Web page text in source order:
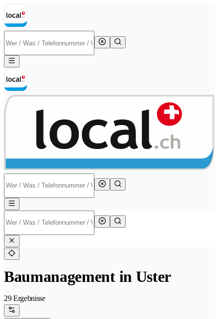
Baumanagement in Uster
29 Ergebnisse